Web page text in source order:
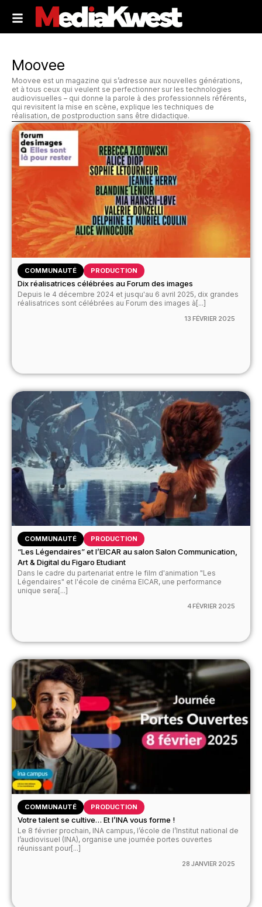
Moovee
Moovee est un magazine qui s’adresse aux nouvelles générations,
et à tous ceux qui veulent se perfectionner sur les technologies
audiovisuelles – qui donne la parole à des professionnels référents,
qui revisitent la mise en scène, explique les techniques de
réalisation, de postproduction sans être didactique.
COMMUNAUTÉ PRODUCTION
Dix réalisatrices célébrées au Forum des images
Depuis le 4 décembre 2024 et jusqu'au 6 avril 2025, dix grandes
réalisatrices sont célébrées au Forum des images à[...]
13 FÉVRIER 2025
COMMUNAUTÉ PRODUCTION
“Les Légendaires” et l’EICAR au salon Salon Communication,
Art & Digital du Figaro Etudiant
Dans le cadre du partenariat entre le film d'animation "Les
Légendaires" et l'école de cinéma EICAR, une performance
unique sera[...]
4 FÉVRIER 2025
COMMUNAUTÉ PRODUCTION
Votre talent se cultive… Et l’INA vous forme !
Le 8 février prochain, INA campus, l’école de l’Institut national de
l’audiovisuel (INA), organise une journée portes ouvertes
réunissant pour[...]
28 JANVIER 2025